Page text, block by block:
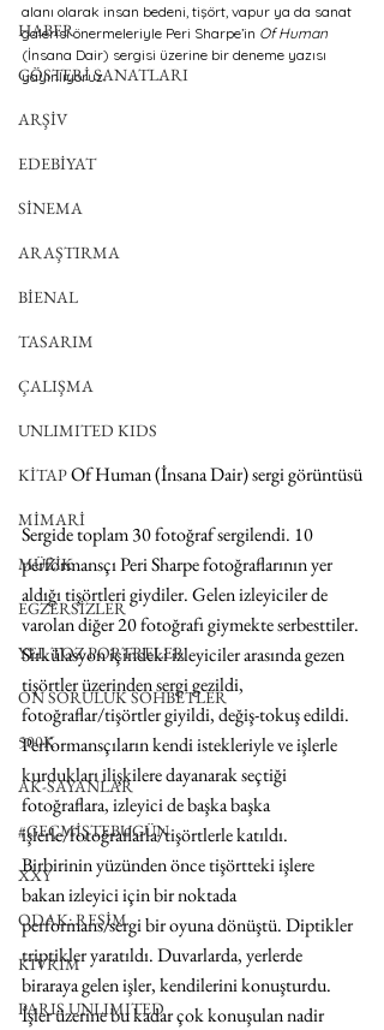
HABER
GÖSTERİ SANATLARI
ARŞİV
EDEBİYAT
SİNEMA
ARAŞTIRMA
BİENAL
TASARIM
ÇALIŞMA
UNLIMITED KIDS
KİTAP
MİMARİ
MÜZİK
EGZERSİZLER
YEL TOZ PORTRELER
ON SORULUK SOHBETLER
500K
AK-SAYANLAR
#GEÇMİŞTEBUGÜN
XXY
ODAK: RESİM
KIVRIM
PARIS UNLIMITED
alanı olarak insan bedeni, tişört, vapur ya da sanat
galerisi önermeleriyle Peri Sharpe’in Of Human
(İnsana Dair) sergisi üzerine bir deneme yazısı
yayınlıyoruz.
Of Human (İnsana Dair) sergi görüntüsü
Sergide toplam 30 fotoğraf sergilendi. 10
performansçı Peri Sharpe fotoğraflarının yer
aldığı tişörtleri giydiler. Gelen izleyiciler de
varolan diğer 20 fotoğrafı giymekte serbesttiler.
Sirkülasyon içindeki izleyiciler arasında gezen
tişörtler üzerinden sergi gezildi,
fotoğraflar/tişörtler giyildi, değiş-tokuş edildi.
Performansçıların kendi istekleriyle ve işlerle
kurdukları ilişkilere dayanarak seçtiği
fotoğraflara, izleyici de başka başka
işlerle/fotoğraflarla/tişörtlerle katıldı.
Birbirinin yüzünden önce tişörtteki işlere
bakan izleyici için bir noktada
performans/sergi bir oyuna dönüştü. Diptikler
triptikler yaratıldı. Duvarlarda, yerlerde
biraraya gelen işler, kendilerini konuşturdu.
İşler üzerine bu kadar çok konuşulan nadir